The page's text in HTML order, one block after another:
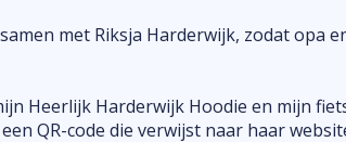
met Riksja Harderwijk, zodat opa
Heerlijk Harderwijk Hoodie en mijn
QR-code die verwijst naar haar